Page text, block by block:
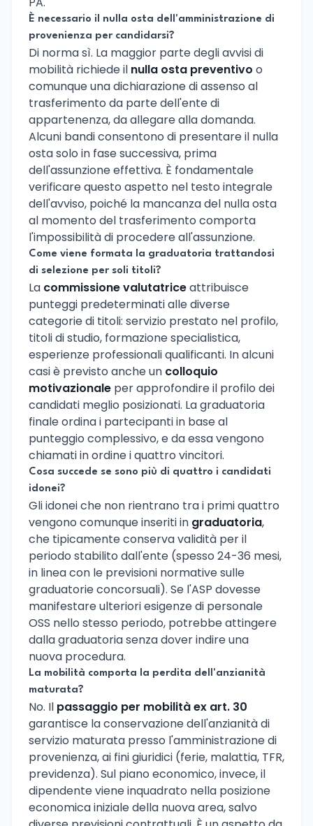
È necessario il nulla osta dell'amministrazione di
provenienza per candidarsi?
Di norma sì. La maggior parte degli avvisi di
mobilità richiede il nulla osta preventivo o
comunque una dichiarazione di assenso al
trasferimento da parte dell'ente di
appartenenza, da allegare alla domanda.
Alcuni bandi consentono di presentare il nulla
osta solo in fase successiva, prima
dell'assunzione effettiva. È fondamentale
verificare questo aspetto nel testo integrale
dell'avviso, poiché la mancanza del nulla osta
al momento del trasferimento comporta
l'impossibilità di procedere all'assunzione.
Come viene formata la graduatoria trattandosi
di selezione per soli titoli?
La commissione valutatriceattribuisce
punteggi predeterminati alle diverse
categorie di titoli: servizio prestato nel profilo,
titoli di studio, formazione specialistica,
esperienze professionali qualificanti. In alcuni
casi è previsto anche un colloquio
motivazionale per approfondire il profilo dei
candidati meglio posizionati. La graduatoria
finale ordina i partecipanti in base al
punteggio complessivo, e da essa vengono
chiamati in ordine i quattro vincitori.
Cosa succede se sono più di quattro i candidati
idonei?
Gli idonei che non rientrano tra i primi quattro
vengono comunque inseriti in graduatoria,
che tipicamente conserva validità per il
periodo stabilito dall'ente (spesso 24-36 mesi,
in linea con le previsioni normative sulle
graduatorie concorsuali). Se l'ASP dovesse
manifestare ulteriori esigenze di personale
OSS nello stesso periodo, potrebbe attingere
dalla graduatoria senza dover indire una
nuova procedura.
La mobilità comporta la perdita dell'anzianità
maturata?
No. Il passaggio per mobilità ex art. 30
garantisce la conservazione dell'anzianità di
servizio maturata presso l'amministrazione di
provenienza, ai fini giuridici (ferie, malattia, TFR,
previdenza). Sul piano economico, invece, il
dipendente viene inquadrato nella posizione
economica iniziale della nuova area, salvo